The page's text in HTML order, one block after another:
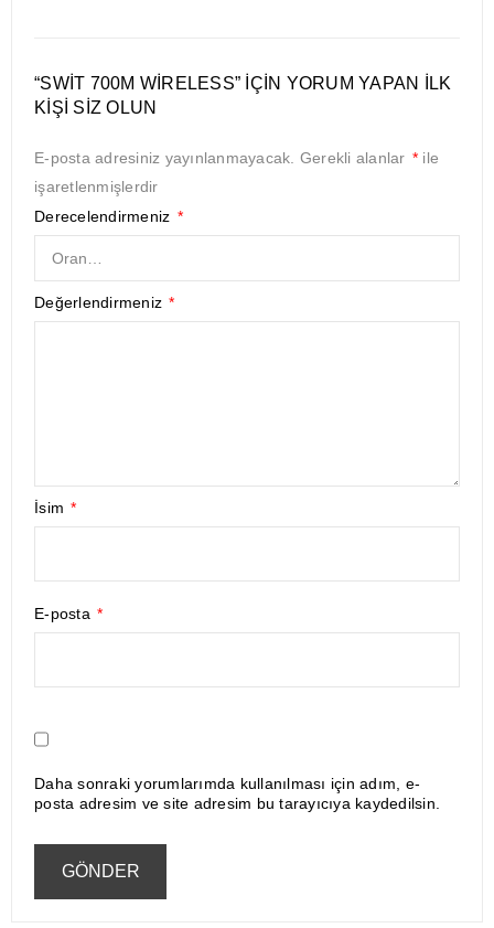
“SWIT 700M WIRELESS” IÇIN YORUM YAPAN ILK
KIŞI SIZ OLUN
E-posta adresiniz yayınlanmayacak. Gerekli alanlar * ile
işaretlenmişlerdir
Derecelendirmeniz *
Değerlendirmeniz *
İsim *
E-posta *
Daha sonraki yorumlarımda kullanılması için adım, e-
posta adresim ve site adresim bu tarayıcıya kaydedilsin.